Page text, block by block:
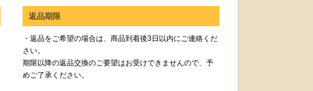
返品期限
・返品をご希望の場合は、商品到着後3日以内にご連絡くだ
さい。
期限以降の返品交換のご要望はお受けできませんので、予
めご了承ください。